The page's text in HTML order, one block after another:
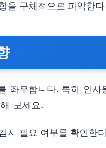
을 구체적으로 파악한다
좌우합니다. 특히 인
보세요.
사 필요 여부를 확인한